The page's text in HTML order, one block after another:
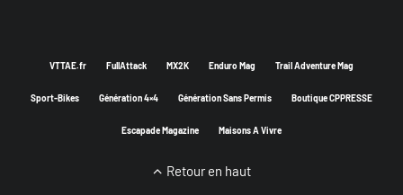
VTTAE.fr FullAttack MX2K Enduro Mag Trail Adventure Mag
Sport-Bikes Génération 4×4 Génération Sans Permis Boutique CPPRESSE
Escapade Magazine Maisons A Vivre
Retour en haut